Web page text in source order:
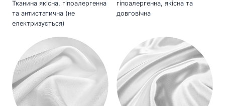
Тканина якісна, гіпоалергенна
та антистатична (не
електризується)
гіпоалергенна, якісна та
довговічна